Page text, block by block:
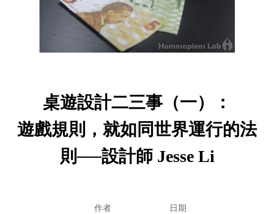
桌遊設計二三事（一）：
遊戲規則，就如同世界運行的法
則──設計師 Jesse Li
作者 日期